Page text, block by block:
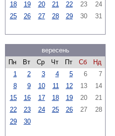
18
19 20 21 22 23
24
25
26 27 28 29 30 31
вересень
Пн
Вт Ср Чт Пт Сб
Нд
1
2 3 4 5 6
7
8
9 10 11 12 13
14
15
16 17 18 19 20
21
22
23 24 25 26 27
28
29
30